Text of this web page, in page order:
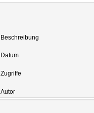
Beschreibung
Datum
Zugriffe
Autor